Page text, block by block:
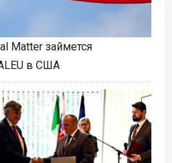
Matter займется
в США